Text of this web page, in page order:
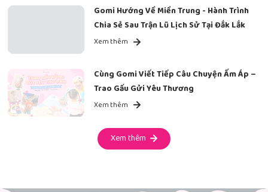
Gomi Hướng Về Miền Trung - Hành Trình
Chia Sẻ Sau Trận Lũ Lịch Sử Tại Đắk Lắk
Xem thêm
Cùng Gomi Viết Tiếp Câu Chuyện Ấm Áp –
Trao Gấu Gửi Yêu Thương
Xem thêm
Xem thêm